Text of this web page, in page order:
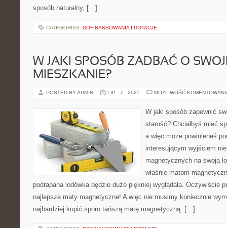
sposób naturalny, […]
CATEGORIES: DOFINANSOWANIA I DOTACJE
W JAKI SPOSÓB ZADBAĆ O
MIESZKANIE?
POSTED BY ADMIN LIP - 7 - 2025 MOŻLIWOŚĆ
W jaki sposób zapewnić
starość? Chciałbyś mieć
a więc może powinieneś
interesującym wyjściem
magnetycznych na swoją
właśnie matom
podrapana lodówka będzie dużo piękniej wyglądała. Oczywiście
najlepsze maty magnetyczne! A więc nie musimy koniecznie
najbardziej kupić sporo tańszą matę magnetyczną. […]